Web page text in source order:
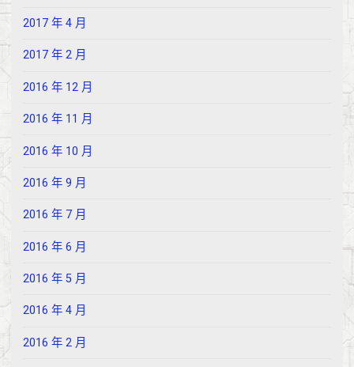
2017 年 4 月
2017 年 2 月
2016 年 12 月
2016 年 11 月
2016 年 10 月
2016 年 9 月
2016 年 7 月
2016 年 6 月
2016 年 5 月
2016 年 4 月
2016 年 2 月